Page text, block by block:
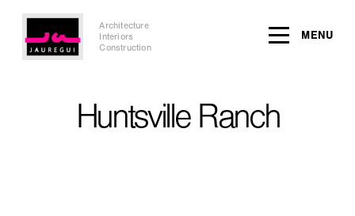
Architecture
Interiors
Construction
MENU
Huntsville Ranch